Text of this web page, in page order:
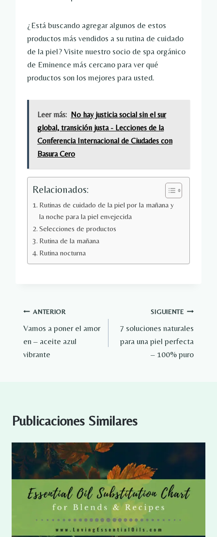
¿Está buscando agregar algunos de estos
productos más vendidos a su rutina de cuidado
de la piel? Visite nuestro socio de spa orgánico
de Eminence más cercano para ver qué
productos son los mejores para usted.
Leer más: No hay justicia social sin el sur
global, transición justa - Lecciones de la
Conferencia Internacional de Ciudades con
Basura Cero
Relacionados:
Rutinas de cuidado de la piel por la mañana y
la noche para la piel envejecida
Selecciones de productos
Rutina de la mañana
Rutina nocturna
Navegación
de
entradas
ANTERIOR
Vamos a poner el amor
en – aceite azul
vibrante
SIGUIENTE
7 soluciones naturales
para una piel perfecta
– 100% puro
Publicaciones Similares